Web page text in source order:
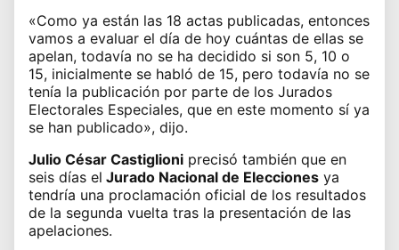
«Como ya están las 18 actas publicadas, entonces
vamos a evaluar el día de hoy cuántas de ellas se
apelan, todavía no se ha decidido si son 5, 10 o
15, inicialmente se habló de 15, pero todavía no se
tenía la publicación por parte de los Jurados
Electorales Especiales, que en este momento sí ya
se han publicado», dijo.
Julio César Castiglioni precisó también que en
seis días el Jurado Nacional de Elecciones ya
tendría una proclamación oficial de los resultados
de la segunda vuelta tras la presentación de las
apelaciones.